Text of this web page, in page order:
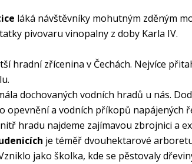
láká návštěvníky mohutným zděným
pivovaru vinopalny z doby Karla IV.
hradní zřícenina v Čechách. Nejvíce
dochovaných vodních hradů u nás.
opevnění a vodních příkopů napájených
hradu najdeme zajímavou zbrojnici a
je téměř dvouhektarové
jako školka, kde se pěstovaly